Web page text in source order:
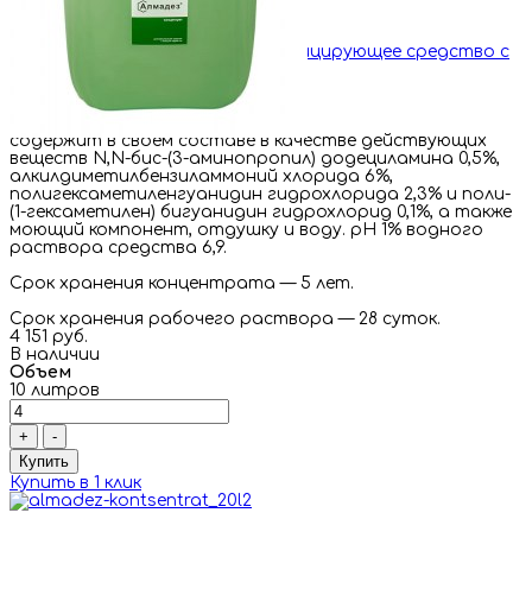
«Алмадез» Концентрат. Дезинфицирующее средство с
моющим эффектом. 10 литров
Артикул: almadez-10
cодержит в своем составе в качестве действующих
веществ N,N-бис-(3-аминопропил) додециламина 0,5%,
алкилдиметилбензиламмоний хлорида 6%,
полигексаметиленгуанидин гидрохлорида 2,3% и поли-
(1-гексаметилен) бигуанидин гидрохлорид 0,1%, а также
моющий компонент, отдушку и воду. рН 1% водного
раствора средства 6,9.
Срок хранения концентрата — 5 лет.
Срок хранения рабочего раствора — 28 суток.
4 151 руб.
В наличии
Объем
10 литров
+
-
Купить
Купить в 1 клик